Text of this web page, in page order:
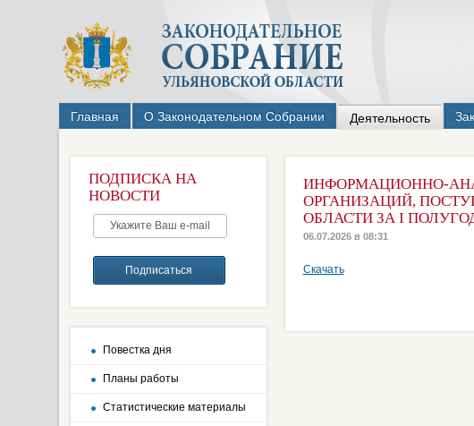
Главная О Законодательном Собрании Деятельность
ПОДПИСКА НА
НОВОСТИ
Повестка дня
Планы работы
Статистические материалы
ИНФОРМАЦИОННО-
ОРГАНИЗАЦИЙ,
ОБЛАСТИ ЗА I
06.07.2026 в 08:31
Скачать